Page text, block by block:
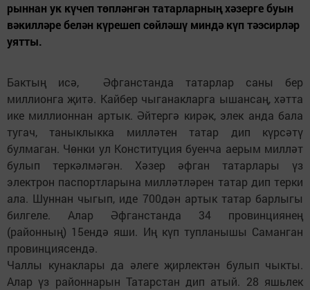
рын­нан ук кү­чеп төп­лән­гән та­тар­лар­ның хә­зер­ге бу­ын
вә­кил­лә­ре бе­лән кү­ре­шеп сөй­лә­шү мин­дә күп тә­э­сир­ләр
уят­ты.
Бактың исә, Әфганстанда татарлар саны бер
миллионга җитә. Кайбер чыганакларга ышансаң, хәтта
ике миллионнан артык. Әйтергә кирәк, элек анда бала
тугач, таныклыкка милләтен татар дип күрсәтү
булмаган. Чөнки ул Конституция буенча аерым милләт
булып теркәлмәгән. Хәзер әфган татарлары үз
электрон паспортларына милләтләрен татар дип терки
ала. Шуннан чыгып, иде 700дән артык татар барлыгы
билгеле. Алар Әфганстанда 34 провинциянең
(районның) 15ендә яши. Иң күп тупланышы Саманган
провинциясендә.
Чаллы кунаклары да әлеге җирлектән булып чыкты.
Алар үз районнарын Татарстан дип атый. 28 яшьлек